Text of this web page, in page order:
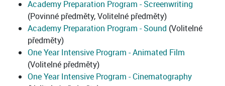
Academy Preparation Program - Screenwriting
(Povinné předměty, Volitelné předměty)
Academy Preparation Program - Sound (Volitelné
předměty)
One Year Intensive Program - Animated Film
(Volitelné předměty)
One Year Intensive Program - Cinematography